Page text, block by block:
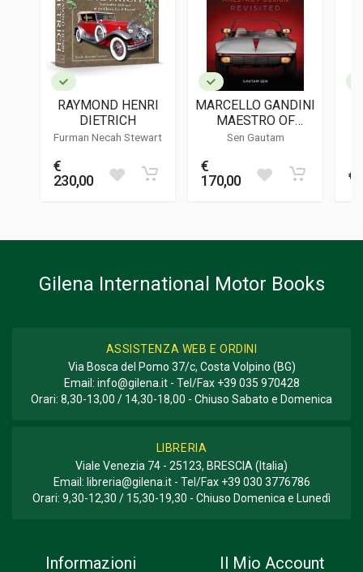
Intra Edizioni
LINGUA DEL TESTO
DATA DI STAMPA
15 x 23 x 1 cm
RAYMOND HENRI
DIETRICH
Furman Necah Stewart
€
230,00
MARCELLO GANDINI
MAESTRO OF
DESIGN - REVISITED
Sen Gautam
€
170,00
€
Gilena International Motor Books
ASSISTENZA WEB E ORDINI
Via Bosca del Pomo 37/c, Costa Volpino (BG)
Email: info@gilena.it- Tel/Fax +39 035 970428
Orari: 8,30-13,00 / 14,30-18,00 - Chiuso Sabato e Domenica
LIBRERIA
Viale Venezia 74 - 25123, BRESCIA (Italia)
Email: libreria@gilena.it- Tel/Fax +39 030 3776786
Orari: 9,30-12,30 / 15,30-19,30 - Chiuso Domenica e Lunedì
Informazioni Il Mio Account